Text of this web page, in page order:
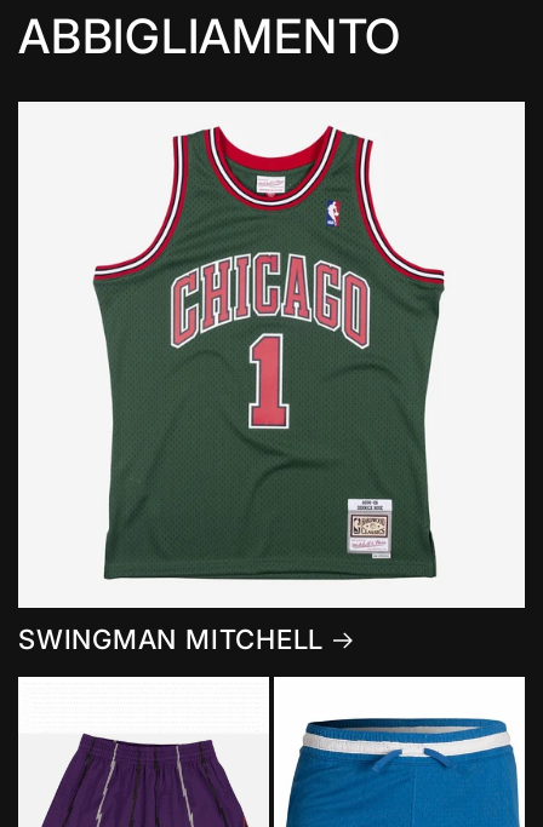
ABBIGLIAMENTO
SWINGMAN MITCHELL